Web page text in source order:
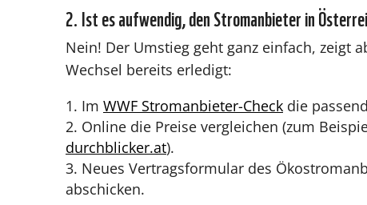
2. Ist es aufwendig, den Stromanbieter in
Nein! Der Umstieg geht ganz einfach, zeigt
Wechsel bereits erledigt:
Im WWF Stromanbieter-Check die
Online die Preise vergleichen (zum
durchblicker.at).
Neues Vertragsformular des
abschicken.